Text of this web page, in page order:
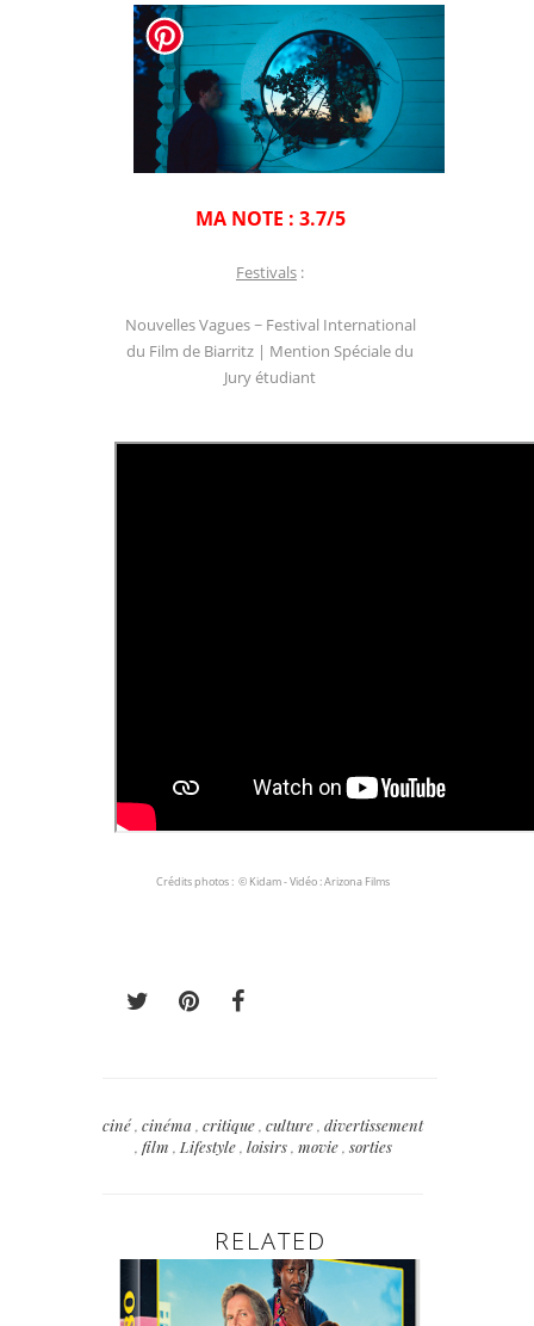
MA NOTE : 3.7/5
Festivals :
Nouvelles Vagues ~ Festival International
du Film de Biarritz | Mention Spéciale du
Jury étudiant
Crédits photos : © Kidam - Vidéo : Arizona Films
ciné, cinéma , critique, culture, divertissement
, film , Lifestyle, loisirs, movie, sorties
RELATED